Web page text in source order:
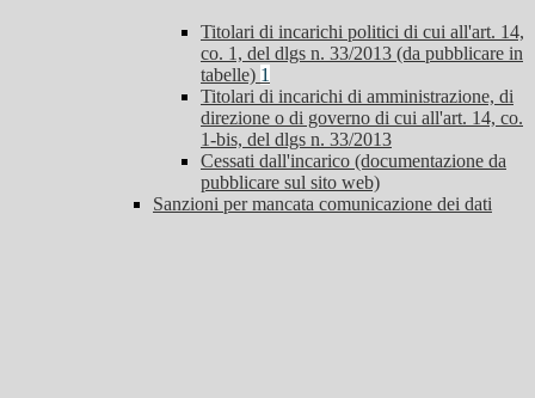
Titolari di incarichi politici di cui all'art. 14,
co. 1, del dlgs n. 33/2013 (da pubblicare in
tabelle) 1
Titolari di incarichi di amministrazione, di
direzione o di governo di cui all'art. 14, co.
1-bis, del dlgs n. 33/2013
Cessati dall'incarico (documentazione da
pubblicare sul sito web)
Sanzioni per mancata comunicazione dei dati